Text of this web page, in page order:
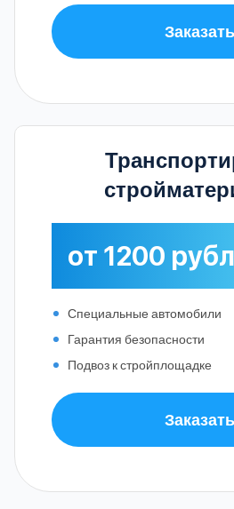
Заказать
от 1200
Специальные автомобили
Гарантия безопасности
Подвоз к стройплощадке
Заказать